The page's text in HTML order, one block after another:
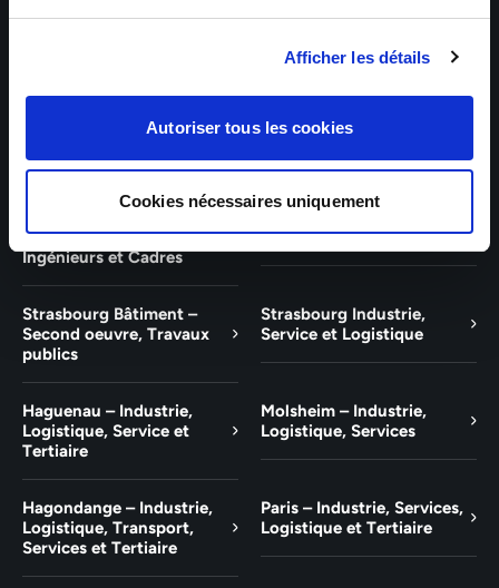
Afficher les détails
Autoriser tous les cookies
Cookies nécessaires uniquement
Guebwiller – Industrie,
Experts Paris – Tertiaire,
Cadres
Experts Strasbourg –
Illkirch-Graffenstaden
Experts Saint-Louis –
Tertiaire, Techniciens,
Ingénieurs et Cadres
Tertiaire, Techniciens,
Ingénieurs et Cadres
Saint-Louis – Industrie,
Logistique, Service
Strasbourg Bâtiment –
Second oeuvre, Travaux
publics
Strasbourg Industrie,
Service et Logistique
Haguenau – Industrie,
Logistique, Service et
Tertiaire
Molsheim – Industrie,
Logistique, Services
Hagondange – Industrie,
Logistique, Transport,
Services et Tertiaire
Paris – Industrie, Services,
Logistique et Tertiaire